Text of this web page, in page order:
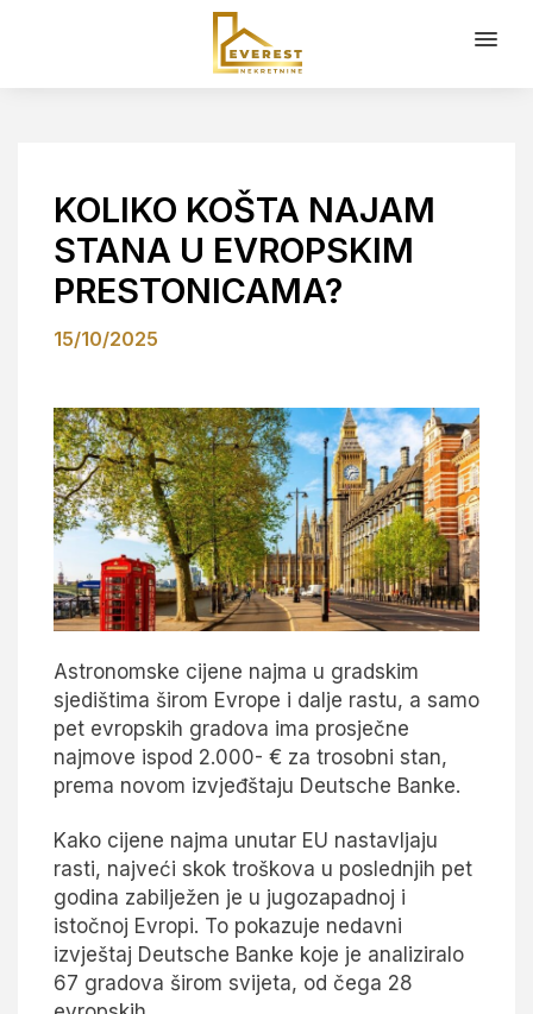
KOLIKO KOŠTA NAJAM
STANA U EVROPSKIM
PRESTONICAMA?
15/10/2025
Astronomske cijene najma u gradskim
sjedištima širom Evrope i dalje rastu, a samo
pet evropskih gradova ima prosječne
najmove ispod 2.000- € za trosobni stan,
prema novom izvjeđštaju Deutsche Banke.
Kako cijene najma unutar EU nastavljaju
rasti, najveći skok troškova u poslednjih pet
godina zabilježen je u jugozapadnoj i
istočnoj Evropi. To pokazuje nedavni
izvještaj Deutsche Banke koje je analiziralo
67 gradova širom svijeta, od čega 28